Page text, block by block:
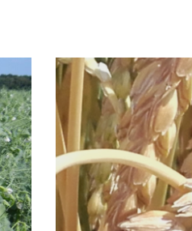
Nos offres d'emploi
Nos Conditions Générales
de Vente
CIVE